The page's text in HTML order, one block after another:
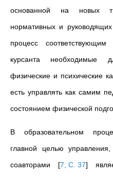
основанной на новых
нормативных и
процесс
курсанта необходимые
физические и психические
есть управлять как самим
состоянием физической
В образовательном
главной целью
соавторами [7, С. 37]